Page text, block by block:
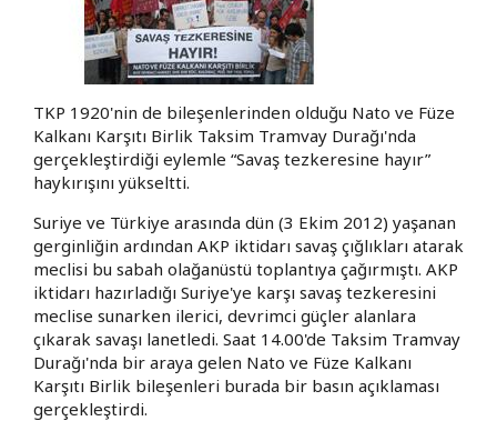
TKP 1920'nin de bileşenlerinden olduğu Nato ve Füze
Kalkanı Karşıtı Birlik Taksim Tramvay Durağı'nda
gerçekleştirdiği eylemle “Savaş tezkeresine hayır”
haykırışını yükseltti.
Suriye ve Türkiye arasında dün (3 Ekim 2012) yaşanan
gerginliğin ardından AKP iktidarı savaş çığlıkları atarak
meclisi bu sabah olağanüstü toplantıya çağırmıştı. AKP
iktidarı hazırladığı Suriye'ye karşı savaş tezkeresini
meclise sunarken ilerici, devrimci güçler alanlara
çıkarak savaşı lanetledi. Saat 14.00'de Taksim Tramvay
Durağı'nda bir araya gelen Nato ve Füze Kalkanı
Karşıtı Birlik bileşenleri burada bir basın açıklaması
gerçekleştirdi.